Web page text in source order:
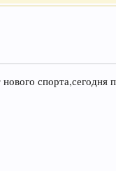
(прошивка)
спорта,сегодня